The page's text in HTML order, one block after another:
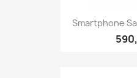
Smartphone